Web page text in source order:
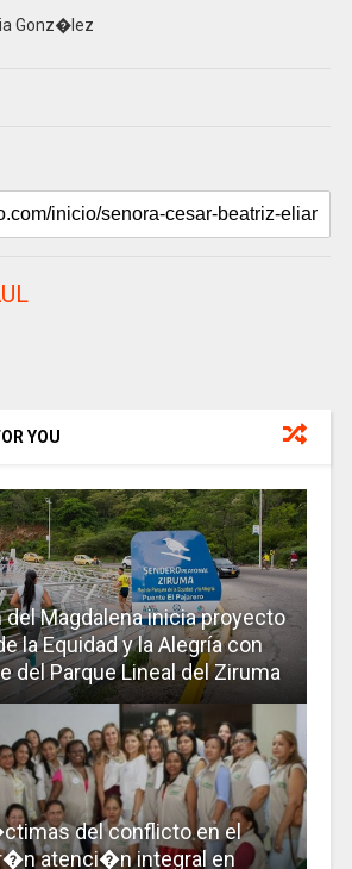
Gonz�lez
YOU
del Magdalena inicia proyecto
la Equidad y la Alegría con
del Parque Lineal del Ziruma
del conflicto en el
atenci�n integral en